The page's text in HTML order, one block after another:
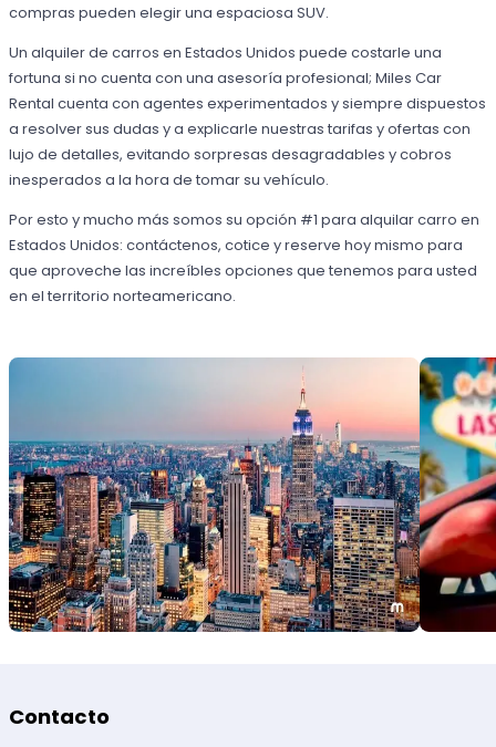
compras pueden elegir una espaciosa SUV.
Un alquiler de carros en Estados Unidos puede costarle una
fortuna si no cuenta con una asesoría profesional; Miles Car
Rental cuenta con agentes experimentados y siempre dispuestos
a resolver sus dudas y a explicarle nuestras tarifas y ofertas con
lujo de detalles, evitando sorpresas desagradables y cobros
inesperados a la hora de tomar su vehículo.
Por esto y mucho más somos su opción #1 para alquilar carro en
Estados Unidos: contáctenos, cotice y reserve hoy mismo para
que aproveche las increíbles opciones que tenemos para usted
en el territorio norteamericano.
Contacto